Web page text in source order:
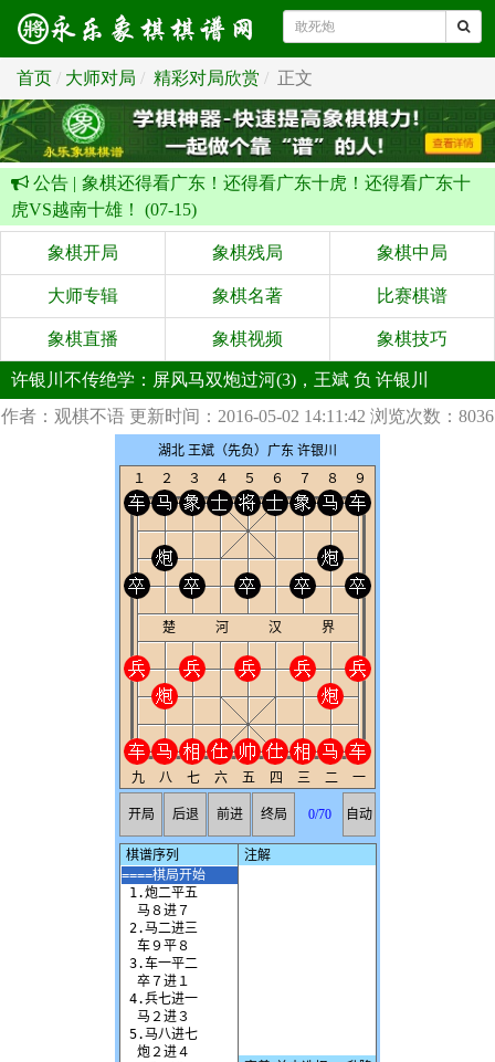
首页 大师对局 精彩对局欣赏 正文
公告 | 象棋还得看广东！还得看广东十虎！还得看广东十
虎VS越南十雄！ (07-15)
象棋开局 象棋残局 象棋中局
大师专辑 象棋名著 比赛棋谱
象棋直播 象棋视频 象棋技巧
许银川不传绝学：屏风马双炮过河(3)，王斌 负 许银川
作者：观棋不语 更新时间：2016-05-02 14:11:42 浏览次数：8036